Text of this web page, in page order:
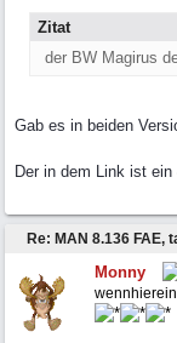
Zitat
der BW Magirus
Gab es in beiden
Der in dem Link ist ein
Re: MAN 8.136 FAE,
Monny